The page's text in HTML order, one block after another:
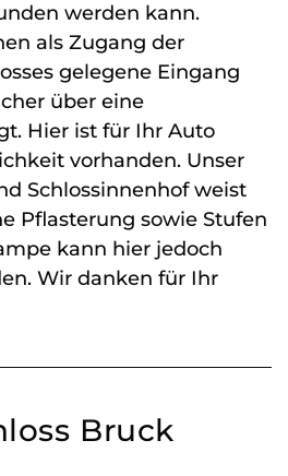
werden kann.
als Zugang der
gelegene Eingang
über eine
Hier ist für Ihr Auto
vorhanden. Unser
Schlossinnenhof weist
Pflasterung sowie Stufen
kann hier jedoch
Wir danken für Ihr
Bruck